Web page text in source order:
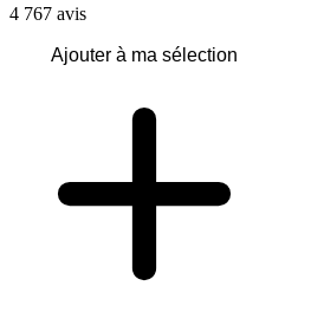
4 767 avis
Ajouter à ma sélection